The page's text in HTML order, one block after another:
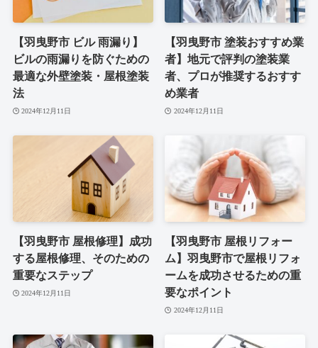
【羽曳野市 ビル 雨漏り】
ビルの雨漏りを防ぐための
最適な外壁塗装・屋根塗装
法
2024年12月11日
【羽曳野市 塗装おすすめ業
者】地元で評判の塗装業
者、プロが推奨するおすす
め業者
2024年12月11日
【羽曳野市 屋根修理】成功
する屋根修理、そのための
重要なステップ
2024年12月11日
【羽曳野市 屋根リフォー
ム】羽曳野市で屋根リフォ
ームを成功させるための重
要なポイント
2024年12月11日